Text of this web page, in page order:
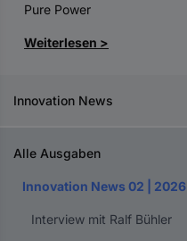
Pure Power
Weiterlesen >
Innovation News
Alle Ausgaben
Innovation News 02 | 2026
Interview mit Ralf Bühler